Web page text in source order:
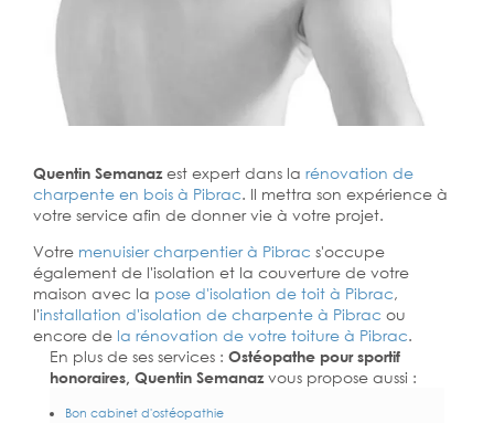
Quentin Semanazest expert dans la rénovation de
charpente en bois à Pibrac. Il mettra son expérience à
votre service afin de donner vie à votre projet.
Votre menuisier charpentier à Pibrac s'occupe
également de l'isolation et la couverture de votre
maison avec la pose d'isolation de toit à Pibrac,
l'installation d'isolation de charpente à Pibrac ou
encore de la rénovation de votre toiture à Pibrac.
En plus de ses services : Ostéopathe pour sportif
honoraires, Quentin Semanazvous propose aussi :
Bon cabinet d'ostéopathie